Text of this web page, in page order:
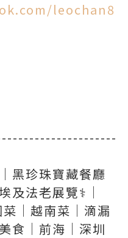
leochan8
黑珍珠寶藏餐廳
及法老展覽⚕️｜
｜越南菜｜滴漏
食｜前海｜深圳